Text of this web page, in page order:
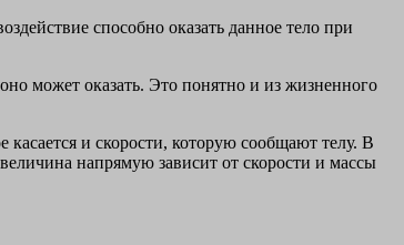
способно оказать данное тело при
может оказать. Это понятно и из жизненного
и скорости, которую сообщают телу. В
напрямую зависит от скорости и массы